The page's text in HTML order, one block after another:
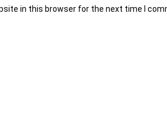
in this browser for the next time I